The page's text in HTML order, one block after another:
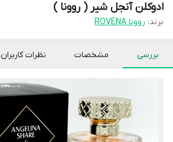
ادوکلن آنجل شیر ( روونا )
برند: روونا ROVENA
بررسی مشخصات نظرات کاربران